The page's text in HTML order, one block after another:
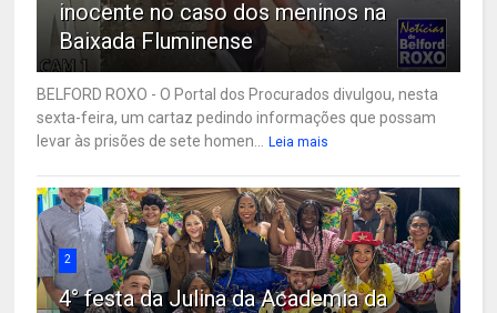
inocente no caso dos meninos na
Baixada Fluminense
BELFORD ROXO - O Portal dos Procurados divulgou, nesta
sexta-feira, um cartaz pedindo informações que possam
levar às prisões de sete homen...
Leia mais
2
4° festa da Julina da Academia da